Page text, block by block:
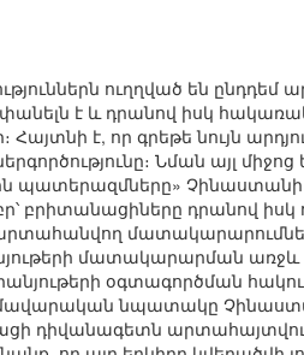
ուղղված են
է և դրանով իսկ
է, որ գրեթե նույն
Նման այլ
պատերազմները» Չինաստանի
բրիտանացիները դրանով իսկ
մատակարարման
օգտագործման
նպատակը
դիվանագետն արտահայտվում